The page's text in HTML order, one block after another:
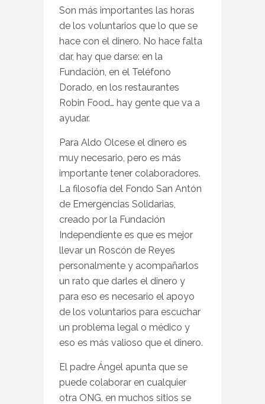
Son más importantes las horas
de los voluntarios que lo que se
hace con el dinero. No hace falta
dar, hay que darse: en la
Fundación, en el Teléfono
Dorado, en los restaurantes
Robin Food… hay gente que va a
ayudar.
Para Aldo Olcese el dinero es
muy necesario, pero es más
importante tener colaboradores.
La filosofía del Fondo San Antón
de Emergencias Solidarias,
creado por la Fundación
Independiente es que es mejor
llevar un Roscón de Reyes
personalmente y acompañarlos
un rato que darles el dinero y
para eso es necesario el apoyo
de los voluntarios para escuchar
un problema legal o médico y
eso es más valioso que el dinero.
El padre Ángel apunta que se
puede colaborar en cualquier
otra ONG, en muchos sitios se